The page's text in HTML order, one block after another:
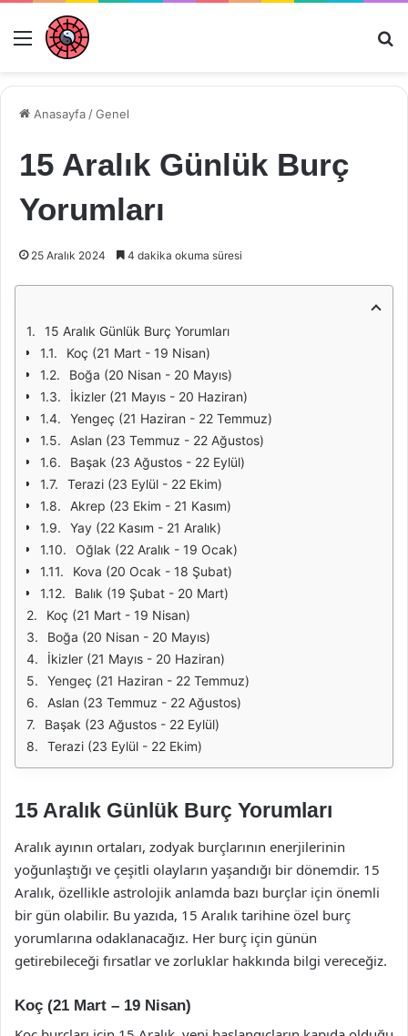
Menü
Anasayfa /Genel
15 Aralık Günlük Burç
Yorumları
25 Aralık 2024 4 dakika okuma süresi
15 Aralık Günlük Burç Yorumları
Koç (21 Mart - 19 Nisan)
Boğa (20 Nisan - 20 Mayıs)
İkizler (21 Mayıs - 20 Haziran)
Yengeç (21 Haziran - 22 Temmuz)
Aslan (23 Temmuz - 22 Ağustos)
Başak (23 Ağustos - 22 Eylül)
Terazi (23 Eylül - 22 Ekim)
Akrep (23 Ekim - 21 Kasım)
Yay (22 Kasım - 21 Aralık)
Oğlak (22 Aralık - 19 Ocak)
Kova (20 Ocak - 18 Şubat)
Balık (19 Şubat - 20 Mart)
Koç (21 Mart - 19 Nisan)
Boğa (20 Nisan - 20 Mayıs)
İkizler (21 Mayıs - 20 Haziran)
Yengeç (21 Haziran - 22 Temmuz)
Aslan (23 Temmuz - 22 Ağustos)
Başak (23 Ağustos - 22 Eylül)
Terazi (23 Eylül - 22 Ekim)
15 Aralık Günlük Burç Yorumları
Aralık ayının ortaları, zodyak burçlarının enerjilerinin
yoğunlaştığı ve çeşitli olayların yaşandığı bir dönemdir. 15
Aralık, özellikle astrolojik anlamda bazı burçlar için önemli
bir gün olabilir. Bu yazıda, 15 Aralık tarihine özel burç
yorumlarına odaklanacağız. Her burç için günün
getirebileceği fırsatlar ve zorluklar hakkında bilgi vereceğiz.
Koç (21 Mart – 19 Nisan)